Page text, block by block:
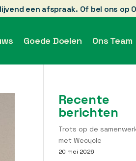
een afspraak. Of bel ons op
Goede Doelen Ons Team
Recente
berichten
Trots op de
met Wecycle
20 mei 2026